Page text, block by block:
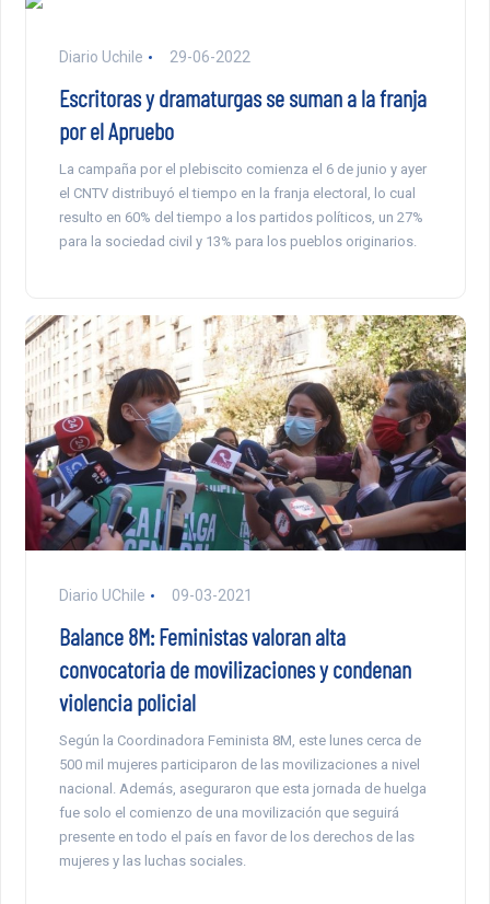
Diario Uchile 29-06-2022
Escritoras y dramaturgas se suman a la franja
por el Apruebo
La campaña por el plebiscito comienza el 6 de junio y ayer
el CNTV distribuyó el tiempo en la franja electoral, lo cual
resulto en 60% del tiempo a los partidos políticos, un 27%
para la sociedad civil y 13% para los pueblos originarios.
Diario UChile 09-03-2021
Balance 8M: Feministas valoran alta
convocatoria de movilizaciones y condenan
violencia policial
Según la Coordinadora Feminista 8M, este lunes cerca de
500 mil mujeres participaron de las movilizaciones a nivel
nacional. Además, aseguraron que esta jornada de huelga
fue solo el comienzo de una movilización que seguirá
presente en todo el país en favor de los derechos de las
mujeres y las luchas sociales.